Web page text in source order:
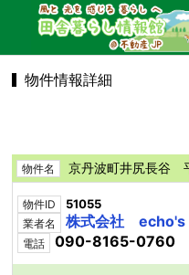
物件情報詳細
物件名 京丹波町井尻長谷
物件ID 51055
業者名 株式会社 echo's
電話 090-8165-0760